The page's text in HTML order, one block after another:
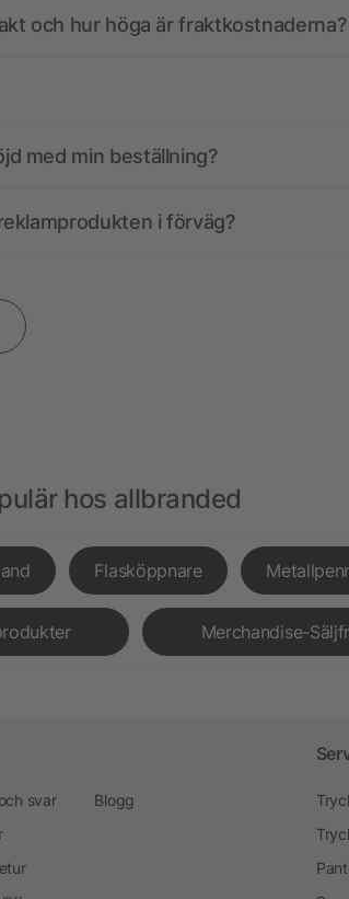
och hur höga är fraktkostnaderna?
med min beställning?
i förväg?
hos allbranded
Flasköppnare
Merchandise-
svar
Blogg